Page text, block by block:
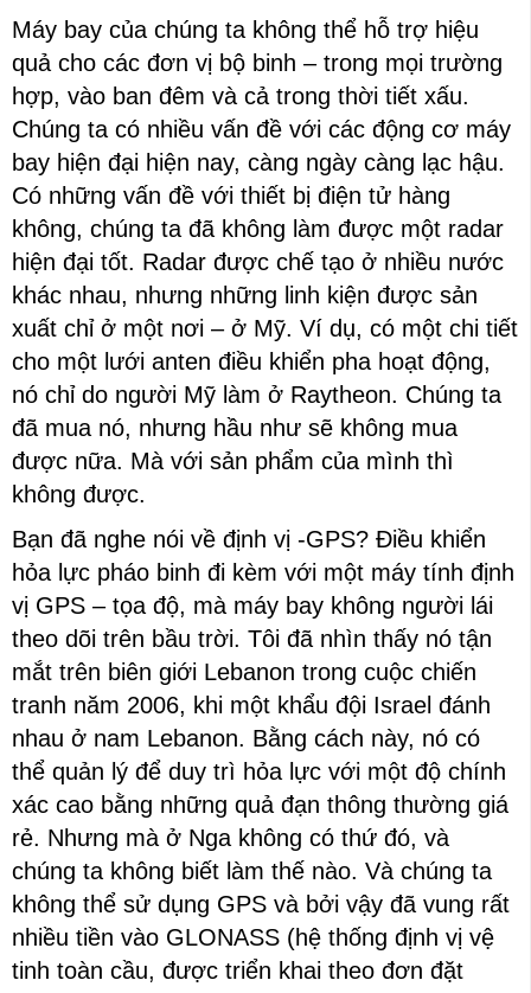
Máy bay của chúng ta không thể hỗ trợ hiệu
quả cho các đơn vị bộ binh – trong mọi trường
hợp, vào ban đêm và cả trong thời tiết xấu.
Chúng ta có nhiều vấn đề với các động cơ máy
bay hiện đại hiện nay, càng ngày càng lạc hậu.
Có những vấn đề với thiết bị điện tử hàng
không, chúng ta đã không làm được một radar
hiện đại tốt. Radar được chế tạo ở nhiều nước
khác nhau, nhưng những linh kiện được sản
xuất chỉ ở một nơi – ở Mỹ. Ví dụ, có một chi tiết
cho một lưới anten điều khiển pha hoạt động,
nó chỉ do người Mỹ làm ở Raytheon. Chúng ta
đã mua nó, nhưng hầu như sẽ không mua
được nữa. Mà với sản phẩm của mình thì
không được.
Bạn đã nghe nói về định vị -GPS? Điều khiển
hỏa lực pháo binh đi kèm với một máy tính định
vị GPS – tọa độ, mà máy bay không người lái
theo dõi trên bầu trời. Tôi đã nhìn thấy nó tận
mắt trên biên giới Lebanon trong cuộc chiến
tranh năm 2006, khi một khẩu đội Israel đánh
nhau ở nam Lebanon. Bằng cách này, nó có
thể quản lý để duy trì hỏa lực với một độ chính
xác cao bằng những quả đạn thông thường giá
rẻ. Nhưng mà ở Nga không có thứ đó, và
chúng ta không biết làm thế nào. Và chúng ta
không thể sử dụng GPS và bởi vậy đã vung rất
nhiều tiền vào GLONASS (hệ thống định vị vệ
tinh toàn cầu, được triển khai theo đơn đặt